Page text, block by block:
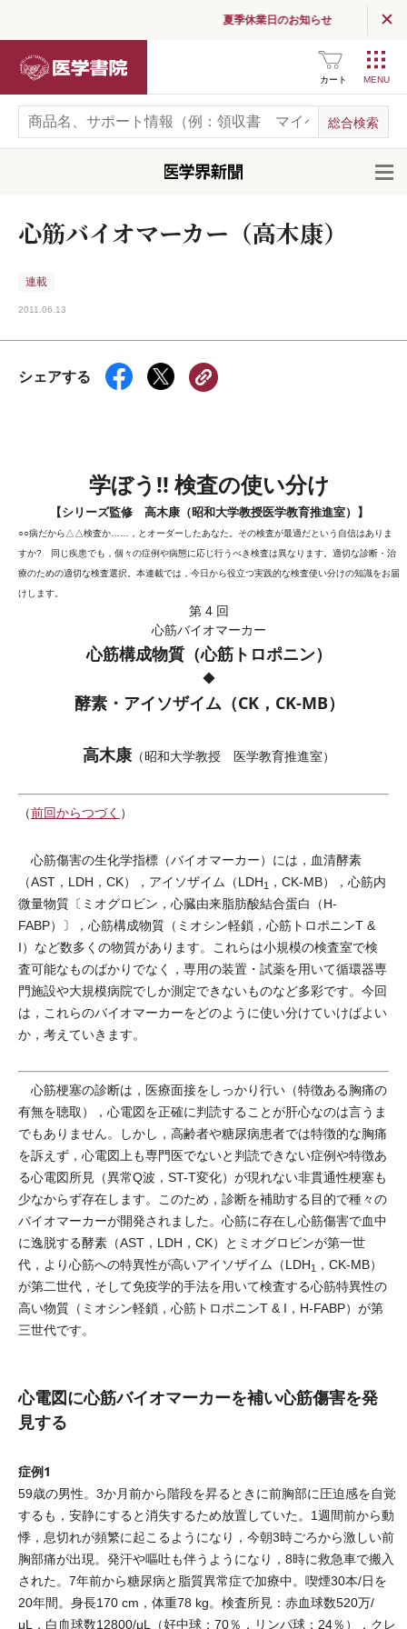
夏季休業日のお知らせ
カート
心筋バイオマーカー（高木康）
連載
2011.06.13
シェアする
学ぼう!! 検査の使い分け
【シリーズ監修 高木康（昭和大学教授医学教育推進室） 】
○○病だから△△検査か……，とオーダーしたあなた。その検査が最適だという自信はありま
すか? 同じ疾患でも，個々の症例や病態に応じ行うべき検査は異なります。適切な診断・治
療のための適切な検査選択。本連載では，今日から役立つ実践的な検査使い分けの知識をお届
けします。
第 4 回
心筋バイオマーカー
心筋構成物質（心筋トロポニン）
◆
酵素・アイソザイム（CK，CK-MB）
高木康 （昭和大学教授 医学教育推進室）
（前回からつづく ）
心筋傷害の生化学指標（バイオマーカー）には，血清酵素
（AST，LDH，CK），アイソザイム（LDH1
，CK-MB），心筋内
微量物質〔ミオグロビン，心臓由来脂肪酸結合蛋白（H-
FABP）〕，心筋構成物質（ミオシン軽鎖，心筋トロポニンT &
I）など数多くの物質があります。これらは小規模の検査室で検
査可能なものばかりでなく，専用の装置・試薬を用いて循環器専
門施設や大規模病院でしか測定できないものなど多彩です。今回
は，これらのバイオマーカーをどのように使い分けていけばよい
か，考えていきます。
心筋梗塞の診断は，医療面接をしっかり行い（特徴ある胸痛の
有無を聴取），心電図を正確に判読することが肝心なのは言うま
でもありません。しかし，高齢者や糖尿病患者では特徴的な胸痛
を訴えず，心電図上も専門医でないと判読できない症例や特徴あ
る心電図所見（異常Q波，ST-T変化）が現れない非貫通性梗塞も
少なからず存在します。このため，診断を補助する目的で種々の
バイオマーカーが開発されました。心筋に存在し心筋傷害で血中
に逸脱する酵素（AST，LDH，CK）とミオグロビンが第一世
代，より心筋への特異性が高いアイソザイム（LDH1
，CK-MB）
が第二世代，そして免疫学的手法を用いて検査する心筋特異性の
高い物質（ミオシン軽鎖，心筋トロポニンT & I，H-FABP）が第
三世代です。
心電図に心筋バイオマーカーを補い心筋傷害を発
見する
症例1
59歳の男性。3か月前から階段を昇るときに前胸部に圧迫感を自覚
するも，安静にすると消失するため放置していた。1週間前から動
悸，息切れが頻繁に起こるようになり，今朝3時ごろから激しい前
胸部痛が出現。発汗や嘔吐も伴うようになり，8時に救急車で搬入
された。7年前から糖尿病と脂質異常症で加療中。喫煙30本/日を
20年間。身長170 cm，体重78 kg。検査所見：赤血球数520万/
μL，白血球数12800/μL（好中球：70％，リンパ球：24％），クレ